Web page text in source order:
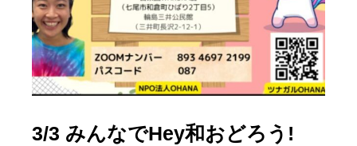
3/3 みんなでHey和おどろう!